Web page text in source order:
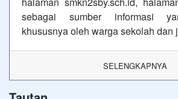
sebagai sumber informasi
khususnya oleh warga sekolah
SELENGKAPNYA